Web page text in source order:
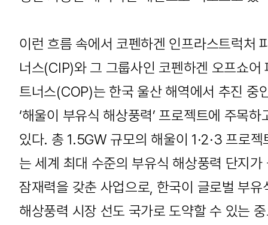
이런 흐름 속에서 코펜하겐 인프라스트럭처
너스(CIP)와 그 그룹사인 코펜하겐 오프쇼어
트너스(COP)는 한국 울산 해역에서 추진 중
‘해울이 부유식 해상풍력’ 프로젝트에 주목하
있다. 총 1.5GW 규모의 해울이 1·2·3 프로젝
는 세계 최대 수준의 부유식 해상풍력 단지가
잠재력을 갖춘 사업으로, 한국이 글로벌 부유
해상풍력 시장 선도 국가로 도약할 수 있는